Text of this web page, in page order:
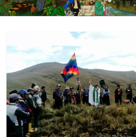
Conflictos
del
Ecuador